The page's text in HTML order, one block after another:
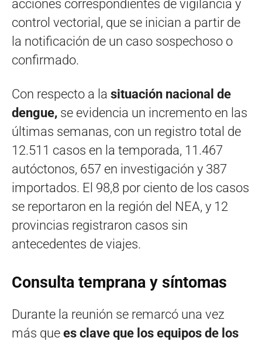
acciones correspondientes de vigilancia y
control vectorial, que se inician a partir de
la notificación de un caso sospechoso o
confirmado.
Con respecto a la situación nacional de
dengue, se evidencia un incremento en las
últimas semanas, con un registro total de
12.511 casos en la temporada, 11.467
autóctonos, 657 en investigación y 387
importados. El 98,8 por ciento de los casos
se reportaron en la región del NEA, y 12
provincias registraron casos sin
antecedentes de viajes.
Consulta temprana y síntomas
Durante la reunión se remarcó una vez
más que es clave que los equipos de los